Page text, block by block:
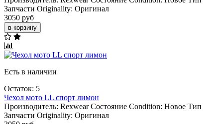
Запчасти Originality: Оригинал
3050 руб
в корзину
Есть в наличии
Остаток: 5
Чехол мото LL спорт лимон
Производитель: Rexwear Состояние Condition: Новое Тип
Запчасти Originality: Оригинал